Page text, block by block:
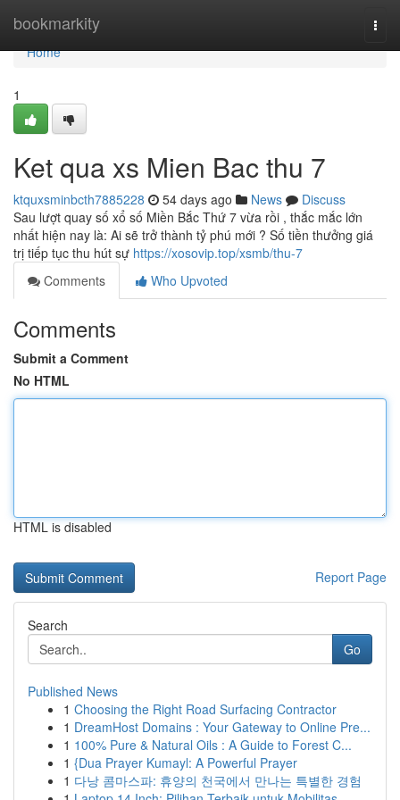
bookmarkity
Home
Home
1
Ket qua xs Mien Bac thu 7
ktquxsminbcth7885228 54 days ago News
Discuss
Sau lượt quay số xổ số Miền Bắc Thứ 7 vừa rồi , thắc mắc lớn
nhất hiện nay là: Ai sẽ trở thành tỷ phú mới ? Số tiền thưởng giá
trị tiếp tục thu hút sự https://xosovip.top/xsmb/thu-7
Comments
Who Upvoted
Comments
Submit a Comment
No HTML
HTML is disabled
Report Page
Search
Go
Published News
1 Choosing the Right Road Surfacing Contractor
1 DreamHost Domains : Your Gateway to Online Pre...
1 100% Pure & Natural Oils : A Guide to Forest C...
1 {Dua Prayer Kumayl: A Powerful Prayer
1 다낭 콤마스파: 휴양의 천국에서 만나는 특별한 경험